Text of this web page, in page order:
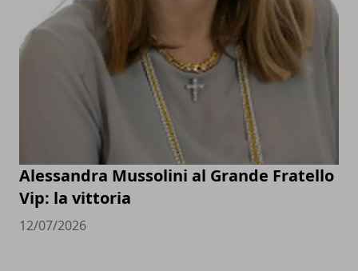
Alessandra Mussolini al Grande Fratello
Vip: la vittoria
12/07/2026